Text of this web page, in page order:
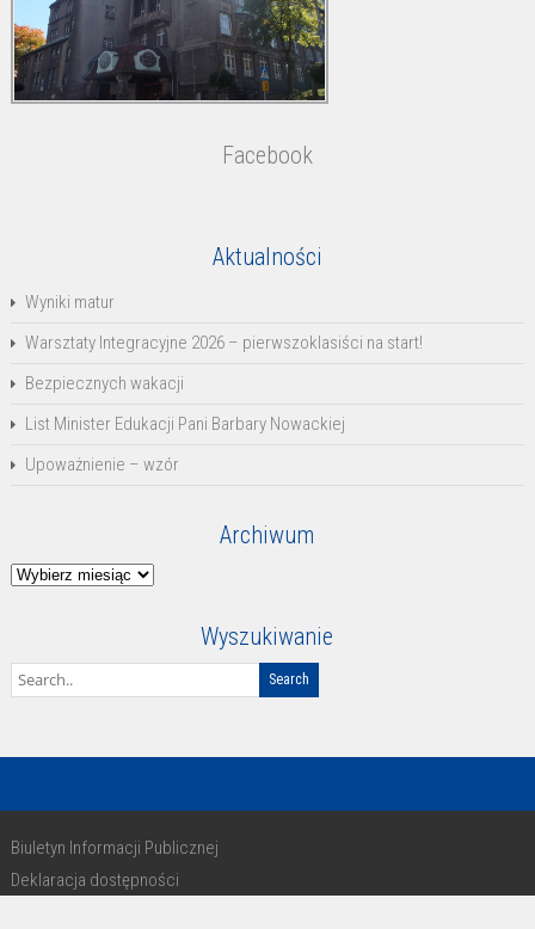
Facebook
Aktualności
Wyniki matur
Warsztaty Integracyjne 2026 – pierwszoklasiści na start!
Bezpiecznych wakacji
List Minister Edukacji Pani Barbary Nowackiej
Upoważnienie – wzór
Archiwum
Archiwum
Wyszukiwanie
Biuletyn Informacji Publicznej
Deklaracja dostępności